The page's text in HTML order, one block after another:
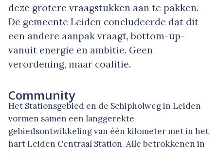
deze grotere vraagstukken aan te pakken.
De gemeente Leiden concludeerde dat dit
een andere aanpak vraagt, bottom-up-
vanuit energie en ambitie. Geen
verordening, maar coalitie.
Community
Het Stationsgebied en de Schipholweg in Leiden
vormen samen een langgerekte
gebiedsontwikkeling van één kilometer met in het
hart Leiden Centraal Station. Alle betrokkenen in